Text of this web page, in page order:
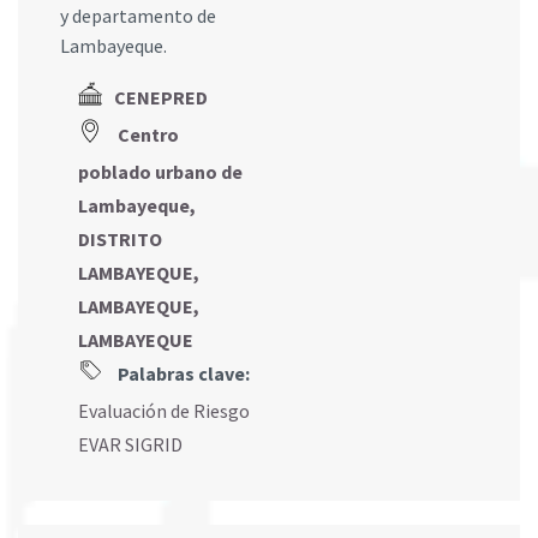
y departamento de
Lambayeque.
CENEPRED
Centro
poblado urbano de
Lambayeque,
DISTRITO
LAMBAYEQUE,
LAMBAYEQUE,
LAMBAYEQUE
Palabras clave:
Evaluación de Riesgo
EVAR SIGRID